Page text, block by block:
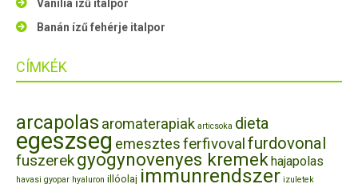
Vanília ízű italpor
Banán ízű fehérje italpor
CÍMKÉK
arcapolas aromaterapiak articsoka dieta
egeszseg emesztesferfivovalfurdovonal
fuszerekgyogynovenyes kremek hajapolas
havasi gyopar hyaluron illóolaj immunrendszer izuletek